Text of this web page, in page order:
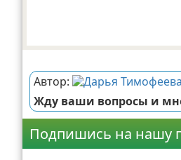
Автор:
Жду ваши вопросы и
Подпишись на нашу